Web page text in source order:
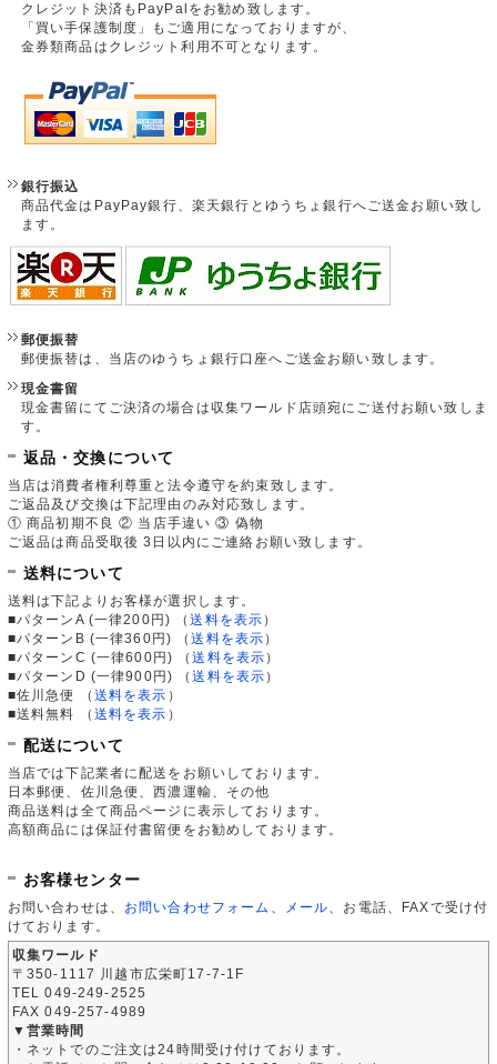
クレジット決済もPayPalをお勧め致します。
「買い手保護制度」もご適用になっておりますが、
金券類商品はクレジット利用不可となります。
銀行振込
商品代金はPayPay銀行、楽天銀行とゆうちょ銀行へご送金お願い致し
ます。
郵便振替
郵便振替は、当店のゆうちょ銀行口座へご送金お願い致します。
現金書留
現金書留にてご決済の場合は収集ワールド店頭宛にご送付お願い致しま
す。
返品・交換について
当店は消費者権利尊重と法令遵守を約束致します。
ご返品及び交換は下記理由のみ対応致します。
① 商品初期不良 ② 当店手違い ③ 偽物
ご返品は商品受取後 3日以内にご連絡お願い致します。
送料について
送料は下記よりお客様が選択します。
■パターンA (一律200円)
（送料を表示 ）
■パターンB (一律360円)
（送料を表示 ）
■パターンC (一律600円)
（送料を表示 ）
■パターンD (一律900円)
（送料を表示 ）
■佐川急便
（ 送料を表示 ）
■送料無料
（ 送料を表示 ）
配送について
当店では下記業者に配送をお願いしております。
日本郵便、佐川急便、西濃運輸、その他
商品送料は全て商品ページに表示しております。
高額商品には保証付書留便をお勧めしております。
お客様センター
お問い合わせは、 お問い合わせフォーム メール 、お電話、FAXで受け付
けております。
収集ワールド
〒350-1117 川越市広栄町17-7-1F
TEL 049-249-2525
FAX 049-257-4989
▼営業時間
・ネットでのご注文は24時間受け付けております。